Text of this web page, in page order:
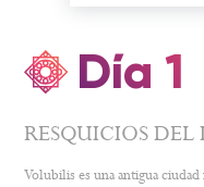
Día 1
RESQUICIOS
Volubilis es una antigua